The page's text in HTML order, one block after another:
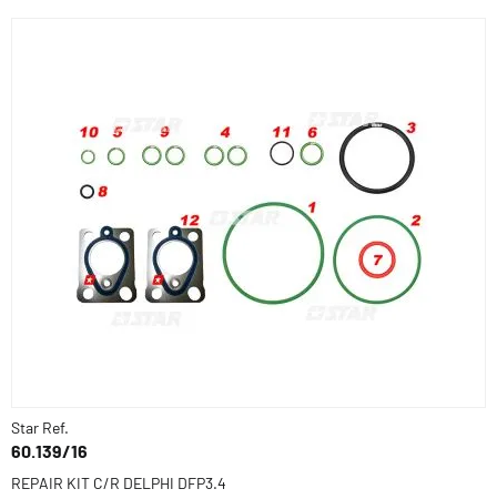
Star Ref.
60.139/16
REPAIR KIT C/R DELPHI DFP3.4